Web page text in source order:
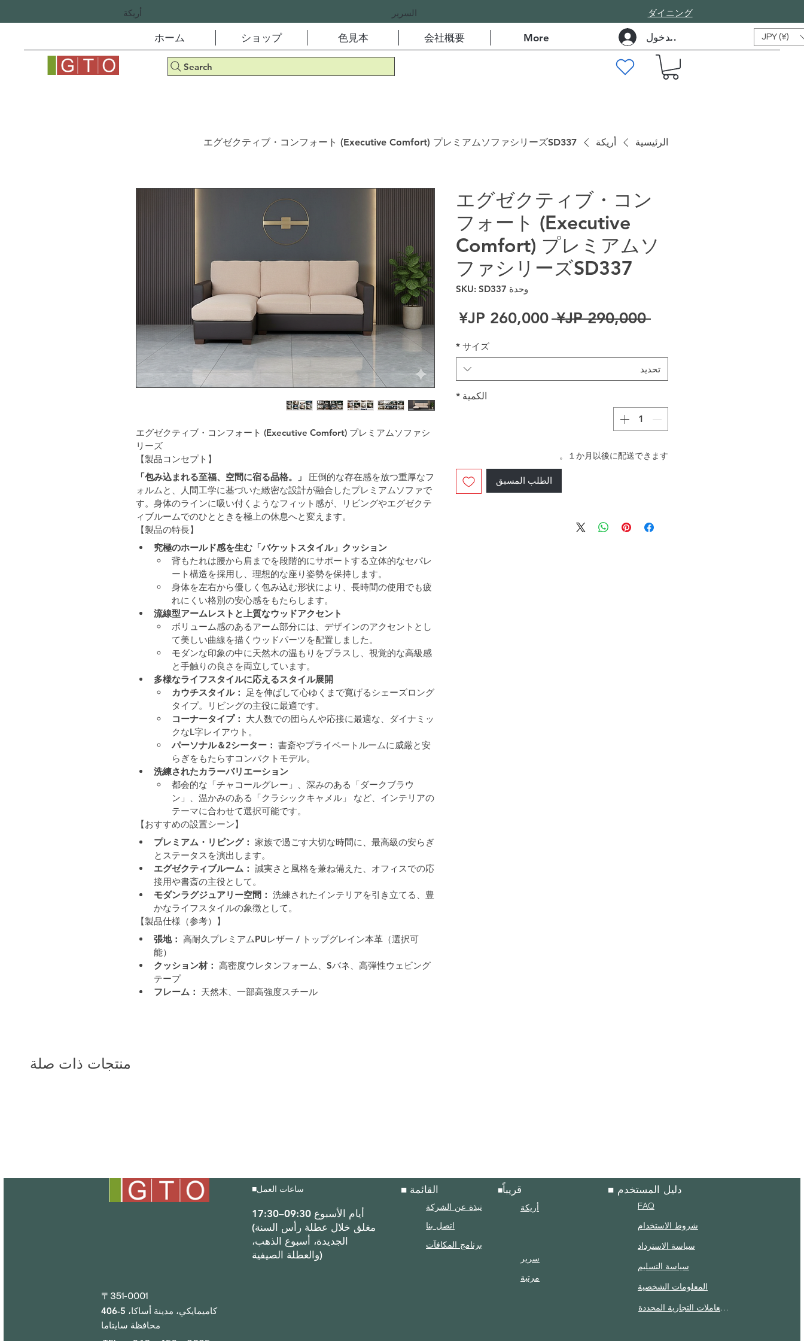
أريكة السرير ​ダイニング
ホーム ショップ 色見本 会社概要 More
Search
تسجيل الدخول JPY (¥)
الرئيسية أريكة エグゼクティブ・コンフォート (Executive Comfort) プレミアムソファシリーズSD337
エグゼクティブ・コンフォート (Executive Comfort) プレミアムソファシ
リーズ
【製品コンセプト】
「包み込まれる至福、空間に宿る品格。」
圧倒的な存在感を放つ重厚なフ
ォルムと、人間工学に基づいた緻密な設計が融合したプレミアムソファで
す。身体のラインに吸い付くようなフィット感が、リビングやエグゼクテ
ィブルームでのひとときを極上の休息へと変えます。
【製品の特長】
究極のホールド感を生む「バケットスタイル」クッション
背もたれは腰から肩までを段階的にサポートする立体的なセパレ
ート構造を採用し、理想的な座り姿勢を保持します。
身体を左右から優しく包み込む形状により、長時間の使用でも疲
れにくい格別の安心感をもたらします。
流線型アームレストと上質なウッドアクセント
ボリューム感のあるアーム部分には、デザインのアクセントとし
て美しい曲線を描くウッドパーツを配置しました。
モダンな印象の中に天然木の温もりをプラスし、視覚的な高級感
と手触りの良さを両立しています。
多様なライフスタイルに応えるスタイル展開
カウチスタイル： 足を伸ばして心ゆくまで寛げるシェーズロング
タイプ。リビングの主役に最適です。
コーナータイプ： 大人数での団らんや応接に最適な、ダイナミッ
クなL字レイアウト。
パーソナル＆2シーター： 書斎やプライベートルームに威厳と安
らぎをもたらすコンパクトモデル。
洗練されたカラーバリエーション
都会的な「チャコールグレー」、深みのある「ダークブラウ
ン」、温かみのある「クラシックキャメル」 など、インテリアの
テーマに合わせて選択可能です。
【おすすめの設置シーン】
プレミアム・リビング： 家族で過ごす大切な時間に、最高級の安らぎ
とステータスを演出します。
エグゼクティブルーム： 誠実さと風格を兼ね備えた、オフィスでの応
接用や書斎の主役として。
モダンラグジュアリー空間： 洗練されたインテリアを引き立てる、豊
かなライフスタイルの象徴として。
【製品仕様（参考）】
張地： 高耐久プレミアムPUレザー / トップグレイン本革（選択可
能）
クッション材： 高密度ウレタンフォーム、Sバネ、高弾性ウェビング
テープ
フレーム： 天然木、一部高強度スチール
エグゼクティブ・コン
フォート (Executive
Comfort) プレミアムソ
ファシリーズSD337
وحدة SKU: SD337
‏290,000 JP¥ سعر عادي سعر البيع
サイズ
*
تحديد
الكمية *
１か月以後に配送できます。
الطلب المسبق
منتجات ذات صلة
■
أيام الأسبوع 09:30–17:30
(مغلق خلال عطلة رأس السنة
الجديدة، أسبوع الذهب،
والعطلة الصيفية)
■ القائمة
نبذة عن الشركة
اتصل بنا
برنامج المكافآت
■قريباً
أريكة
سرير
مرتبة
〒351-0001
406-5 كاميمايكي، مدينة أساكا،
محافظة سايتاما
■ دليل المستخدم
FAQ
شروط الاستخدام
سياسة الاسترداد
سياسة التسليم
المعلومات الشخصية
الإفصاح وفقًا لقانون المعاملات التجارية المحددة